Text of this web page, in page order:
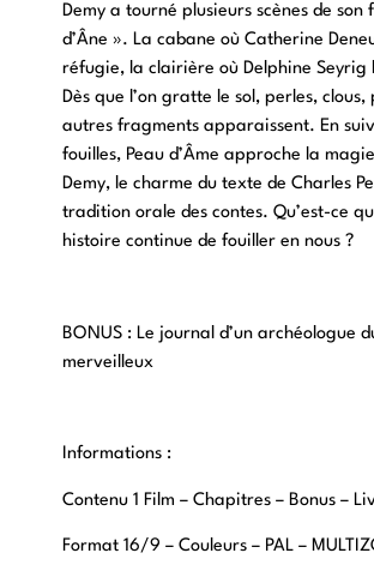
Demy a tourné plusieurs scènes de son
d’Âne ». La cabane où Catherine
réfugie, la clairière où Delphine
Dès que l’on gratte le sol, perles,
autres fragments apparaissent. En
fouilles, Peau d’Âme approche la
Demy, le charme du texte de Charles
tradition orale des contes. Qu’est-ce
histoire continue de fouiller en nous ?
BONUS : Le journal d’un archéologue
merveilleux
Informations :
Contenu 1 Film – Chapitres – Bonus –
Format 16/9 – Couleurs – PAL –